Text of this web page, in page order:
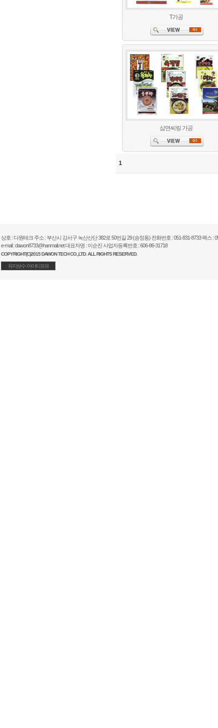
T가공
삼면씨링 가공
1
상호 : 다원테크 주소 : 부산시 강서구 녹산산단 382로 50번길 29 (송정동) 전화번호 : 051-831-8733 팩스 :
e-mail : dawon8733@hanmail.net 대표자명 : 이순진 사업자등록번호 : 606-86-31718
COPYRIGHT(C)2015 DAWON TECH CO.,LTD. ALL RIGHTS RESERVED.
유지보수 : 아이티포유